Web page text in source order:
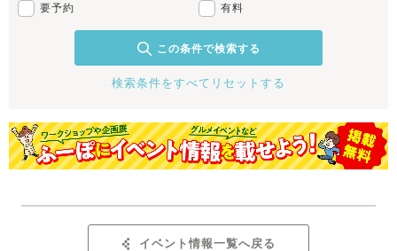
要予約
有料
この条件で検索する
検索条件をすべてリセットする
イベント情報一覧へ戻る